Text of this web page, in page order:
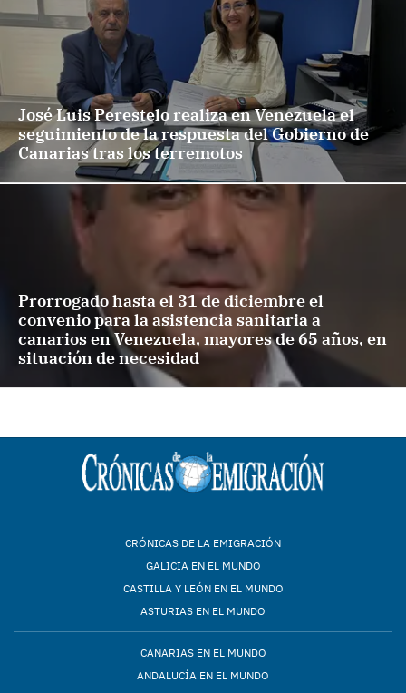
José Luis Perestelo realiza en Venezuela el
seguimiento de la respuesta del Gobierno de
Canarias tras los terremotos
Prorrogado hasta el 31 de diciembre el
convenio para la asistencia sanitaria a
canarios en Venezuela, mayores de 65 años, en
situación de necesidad
CRÓNICAS DE LA EMIGRACIÓN
GALICIA EN EL MUNDO
CASTILLA Y LEÓN EN EL MUNDO
ASTURIAS EN EL MUNDO
CANARIAS EN EL MUNDO
ANDALUCÍA EN EL MUNDO